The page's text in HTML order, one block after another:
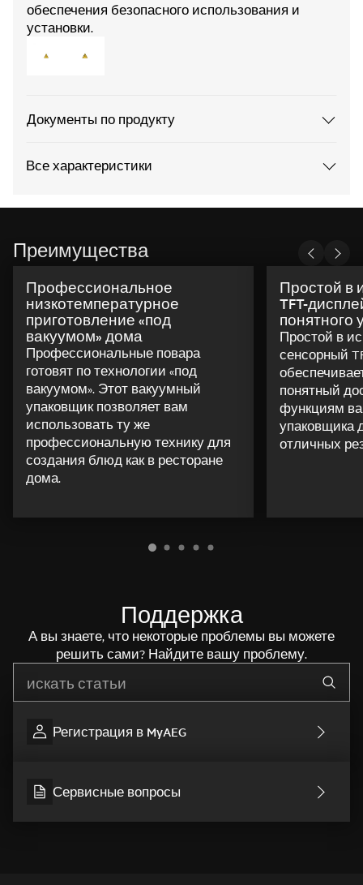
обеспечения безопасного использования и
установки.
Документы по продукту
Все характеристики
Преимущества
Профессиональное
низкотемпературное
приготовление «под
вакуумом» дома
Профессиональные повара
готовят по технологии «под
вакуумом». Этот вакуумный
упаковщик позволяет вам
использовать ту же
профессиональную технику для
создания блюд как в ресторане
дома.
Простой в
TFT-
понятного
Простой в
сенсорный
понятный
функциям
упаковщика
отличных
Поддержка
А вы знаете, что некоторые проблемы вы можете
решить сами? Найдите вашу проблему.
Регистрация в MyAEG
Сервисные вопросы